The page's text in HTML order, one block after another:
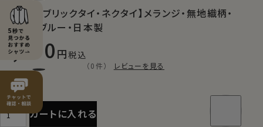
【山梨ファブリックタイ・ネクタイ】メランジ・無地織柄・
ネイビーブルー・日本製
7,150 税込
（0件） レビューを見る
カートに入れる